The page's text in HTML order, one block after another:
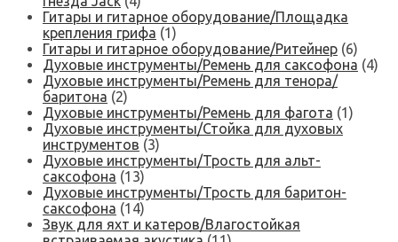
Гитары и гитарное оборудование/Площадка
крепления грифа (1)
Гитары и гитарное оборудование/Ритейнер (6)
Духовые инструменты/Ремень для саксофона (4)
Духовые инструменты/Ремень для тенора/
баритона (2)
Духовые инструменты/Ремень для фагота (1)
Духовые инструменты/Стойка для духовых
инструментов (3)
Духовые инструменты/Трость для альт-
саксофона (13)
Духовые инструменты/Трость для баритон-
саксофона (14)
Звук для яхт и катеров/Влагостойкая